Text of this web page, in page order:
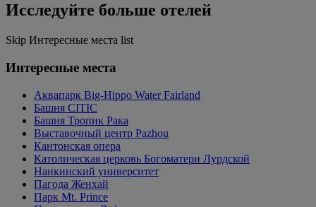
Исследуйте больше отелей
Skip Интересные места list
Интересные места
Аквапарк Big-Hippo Water Fairland
Башня CITIC
Башня Тропик Рака
Выставочный центр Pazhou
Кантонская опера
Католическая церковь Богоматери Лурдской
Нанкинский университет
Пагода Женхай
Парк Mt. Prince